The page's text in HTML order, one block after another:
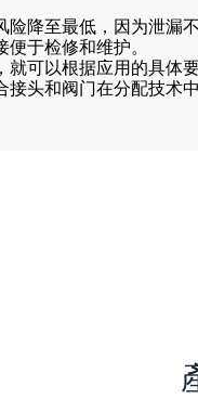
降至最低，因为泄漏
于检修和维护。
可以根据应用的具体要
头和阀门在分配技术